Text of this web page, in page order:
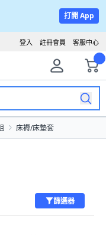
打開 App
客服中心
註冊會員
登入
床褥/床墊套
篩選器